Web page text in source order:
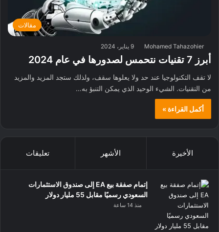
مقالات
Mohamed Tahazohier 9 يناير، 2024
أبرز 7 تقنيات نتحمس لصدورها في عام 2024
لا تقف التكنولوجيا عند حد ولا يعلوها سقف، ولذلك ستجد المزيد والمزيد
من التقنيات. الشيء الوحيد الذي يمكن التنبؤ به…
أكمل القراءة »
الأخيرة الأشهر تعليقات
إتمام صفقة بيع EA إلى صندوق الاستثمارات
السعودي رسميًا مقابل 55 مليار دولار
منذ 14 ساعة